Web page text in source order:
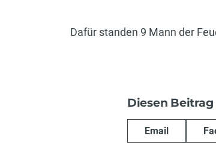
Dafür standen 9 Mann der
Diesen
Email